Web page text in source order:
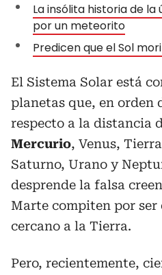
La insólita historia de
por un meteorito
Predicen que el Sol
El Sistema Solar está
planetas que, en orden
respecto a la distancia
Mercurio, Venus,
Saturno, Urano y
desprende la falsa
Marte compiten por ser
cercano a la Tierra.
Pero, recientemente,